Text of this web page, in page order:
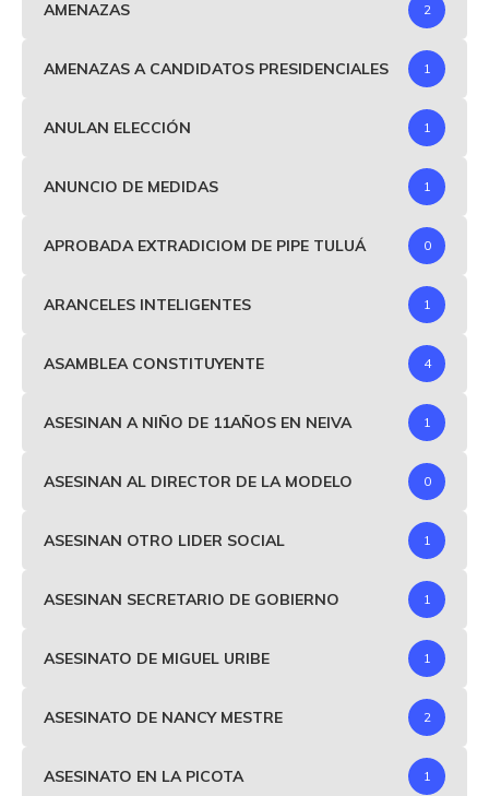
AMENAZAS 2
AMENAZAS A CANDIDATOS PRESIDENCIALES 1
ANULAN ELECCIÓN 1
ANUNCIO DE MEDIDAS 1
APROBADA EXTRADICIOM DE PIPE TULUÁ 0
ARANCELES INTELIGENTES 1
ASAMBLEA CONSTITUYENTE 4
ASESINAN A NIÑO DE 11AÑOS EN NEIVA 1
ASESINAN AL DIRECTOR DE LA MODELO 0
ASESINAN OTRO LIDER SOCIAL 1
ASESINAN SECRETARIO DE GOBIERNO 1
ASESINATO DE MIGUEL URIBE 1
ASESINATO DE NANCY MESTRE 2
ASESINATO EN LA PICOTA 1